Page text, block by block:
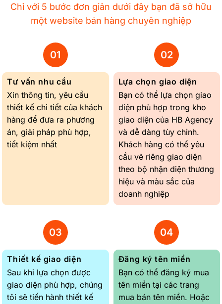
Chỉ với 5 bước đơn giản dưới đây bạn đã sở hữu
một website bán hàng chuyên nghiệp
Tư vấn nhu cầu
Xin thông tin, yêu cầu
thiết kế chi tiết của khách
hàng để đưa ra phương
án, giải pháp phù hợp,
tiết kiệm nhất
Lựa chọn giao diện
Bạn có thể lựa chọn giao
diện phù hợp trong kho
giao diện của HB Agency
và dễ dàng tùy chỉnh.
Khách hàng có thể yêu
cầu vẽ riêng giao diện
theo bộ nhận diện thương
hiệu và màu sắc của
doanh nghiệp
Thiết kế giao diện
Sau khi lựa chọn được
giao diện phù hợp, chúng
tôi sẽ tiến hành thiết kế
Đăng ký tên miền
Bạn có thể đăng ký mua
tên miền tại các trang
mua bán tên miền. Hoặc